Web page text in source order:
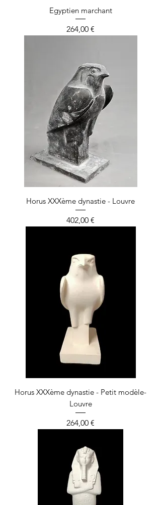
Egyptien marchant
Prix
264,00 €
Horus XXXème dynastie - Louvre
Prix
402,00 €
Horus XXXème dynastie - Petit modèle-
Louvre
Prix
264,00 €